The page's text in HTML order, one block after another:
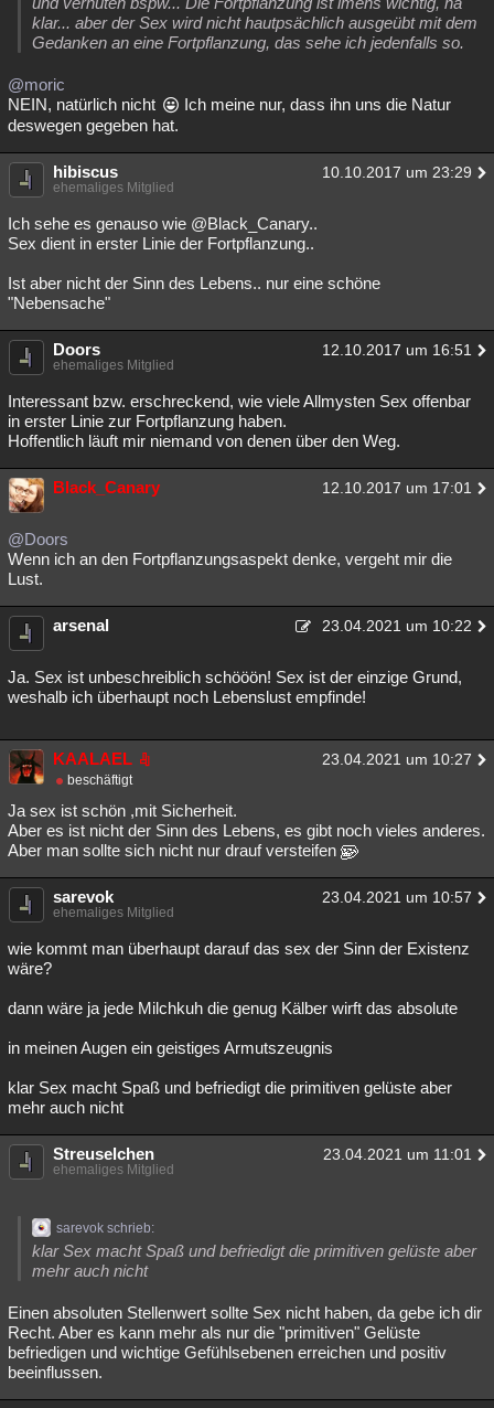
klar... aber der Sex wird nicht hautpsächlich ausgeübt mit dem
Gedanken an eine Fortpflanzung, das sehe ich jedenfalls so.
@moric
NEIN, natürlich nicht
Ich meine nur, dass ihn uns die Natur
deswegen gegeben hat.
hibiscus 10.10.2017 um 23:29
ehemaliges Mitglied
Ich sehe es genauso wie @Black_Canary..
Sex dient in erster Linie der Fortpflanzung..
Ist aber nicht der Sinn des Lebens.. nur eine schöne
"Nebensache"
Doors 12.10.2017 um 16:51
ehemaliges Mitglied
Interessant bzw. erschreckend, wie viele Allmysten Sex offenbar
in erster Linie zur Fortpflanzung haben.
Hoffentlich läuft mir niemand von denen über den Weg.
Black_Canary 12.10.2017 um 17:01
@Doors
Wenn ich an den Fortpflanzungsaspekt denke, vergeht mir die
Lust.
arsenal 23.04.2021 um 10:22
Ja. Sex ist unbeschreiblich schööön! Sex ist der einzige Grund,
weshalb ich überhaupt noch Lebenslust empfinde!
KAALAEL 23.04.2021 um 10:27
beschäftigt
Ja sex ist schön ,mit Sicherheit.
Aber es ist nicht der Sinn des Lebens, es gibt noch vieles anderes.
Aber man sollte sich nicht nur drauf versteifen
sarevok 23.04.2021 um 10:57
ehemaliges Mitglied
wie kommt man überhaupt darauf das sex der Sinn der Existenz
wäre?
dann wäre ja jede Milchkuh die genug Kälber wirft das absolute
in meinen Augen ein geistiges Armutszeugnis
klar Sex macht Spaß und befriedigt die primitiven gelüste aber
mehr auch nicht
Streuselchen 23.04.2021 um 11:01
ehemaliges Mitglied
sarevok schrieb:
klar Sex macht Spaß und befriedigt die primitiven gelüste aber
mehr auch nicht
Einen absoluten Stellenwert sollte Sex nicht haben, da gebe ich dir
Recht. Aber es kann mehr als nur die "primitiven" Gelüste
befriedigen und wichtige Gefühlsebenen erreichen und positiv
beeinflussen.